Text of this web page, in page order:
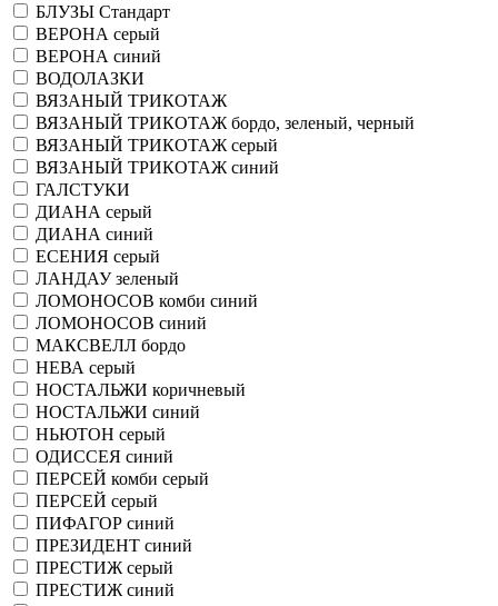
БЛУЗЫ Стандарт
ВЕРОНА серый
ВЕРОНА синий
ВОДОЛАЗКИ
ВЯЗАНЫЙ ТРИКОТАЖ
ВЯЗАНЫЙ ТРИКОТАЖ бордо, зеленый, черный
ВЯЗАНЫЙ ТРИКОТАЖ серый
ВЯЗАНЫЙ ТРИКОТАЖ синий
ГАЛСТУКИ
ДИАНА серый
ДИАНА синий
ЕСЕНИЯ серый
ЛАНДАУ зеленый
ЛОМОНОСОВ комби синий
ЛОМОНОСОВ синий
МАКСВЕЛЛ бордо
НЕВА серый
НОСТАЛЬЖИ коричневый
НОСТАЛЬЖИ синий
НЬЮТОН серый
ОДИССЕЯ синий
ПЕРСЕЙ комби серый
ПЕРСЕЙ серый
ПИФАГОР синий
ПРЕЗИДЕНТ синий
ПРЕСТИЖ серый
ПРЕСТИЖ синий